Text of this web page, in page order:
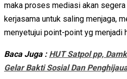
maka proses mediasi akan
kerjasama untuk saling menjaga,
menyetujui point-point yg menjadi
Baca Juga : HUT Satpol pp,
Gelar Bakti Sosial Dan